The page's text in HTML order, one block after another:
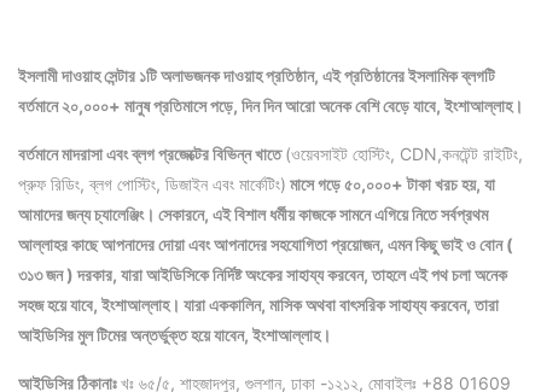
ইসলামী দাওয়াহ সেন্টার ১টি অলাভজনক দাওয়াহ প্রতিষ্ঠান, এই প্রতিষ্ঠানের ইসলামিক ব্লগটি
বর্তমানে ২০,০০০+ মানুষ প্রতিমাসে পড়ে, দিন দিন আরো অনেক বেশি বেড়ে যাবে, ইংশাআল্লাহ।
বর্তমানে মাদরাসা এবং ব্লগ প্রজেক্টের বিভিন্ন খাতে(ওয়েবসাইট হোস্টিং, CDN,কনটেন্ট রাইটিং,
প্রুফ রিডিং, ব্লগ পোস্টিং, ডিজাইন এবং মার্কেটিং) মাসে গড়ে ৫০,০০০+ টাকা খরচ হয়, যা
আমাদের জন্য চ্যালেঞ্জিং। সেকারনে, এই বিশাল ধর্মীয় কাজকে সামনে এগিয়ে নিতে সর্বপ্রথম
আল্লাহর কাছে আপনাদের দোয়া এবং আপনাদের সহযোগিতা প্রয়োজন, এমন কিছু ভাই ও বোন (
৩১৩ জন ) দরকার, যারা আইডিসিকে নির্দিষ্ট অংকের সাহায্য করবেন, তাহলে এই পথ চলা অনেক
সহজ হয়ে যাবে, ইংশাআল্লাহ। যারা এককালিন, মাসিক অথবা বাৎসরিক সাহায্য করবেন, তারা
আইডিসির মুল টিমের অন্তর্ভুক্ত হয়ে যাবেন, ইংশাআল্লাহ।
আইডিসির ঠিকানাঃখঃ ৬৫/৫, শাহজাদপুর, গুলশান, ঢাকা -১২১২, মোবাইলঃ +88 01609